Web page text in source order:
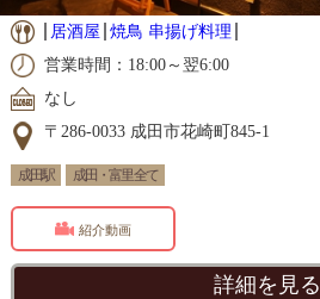
居酒屋 焼鳥 串揚げ料理
営業時間：18:00～翌6:00
なし
〒286-0033 成田市花崎町845-1
成田駅 成田・富里 全て
紹介動画
詳細を見る